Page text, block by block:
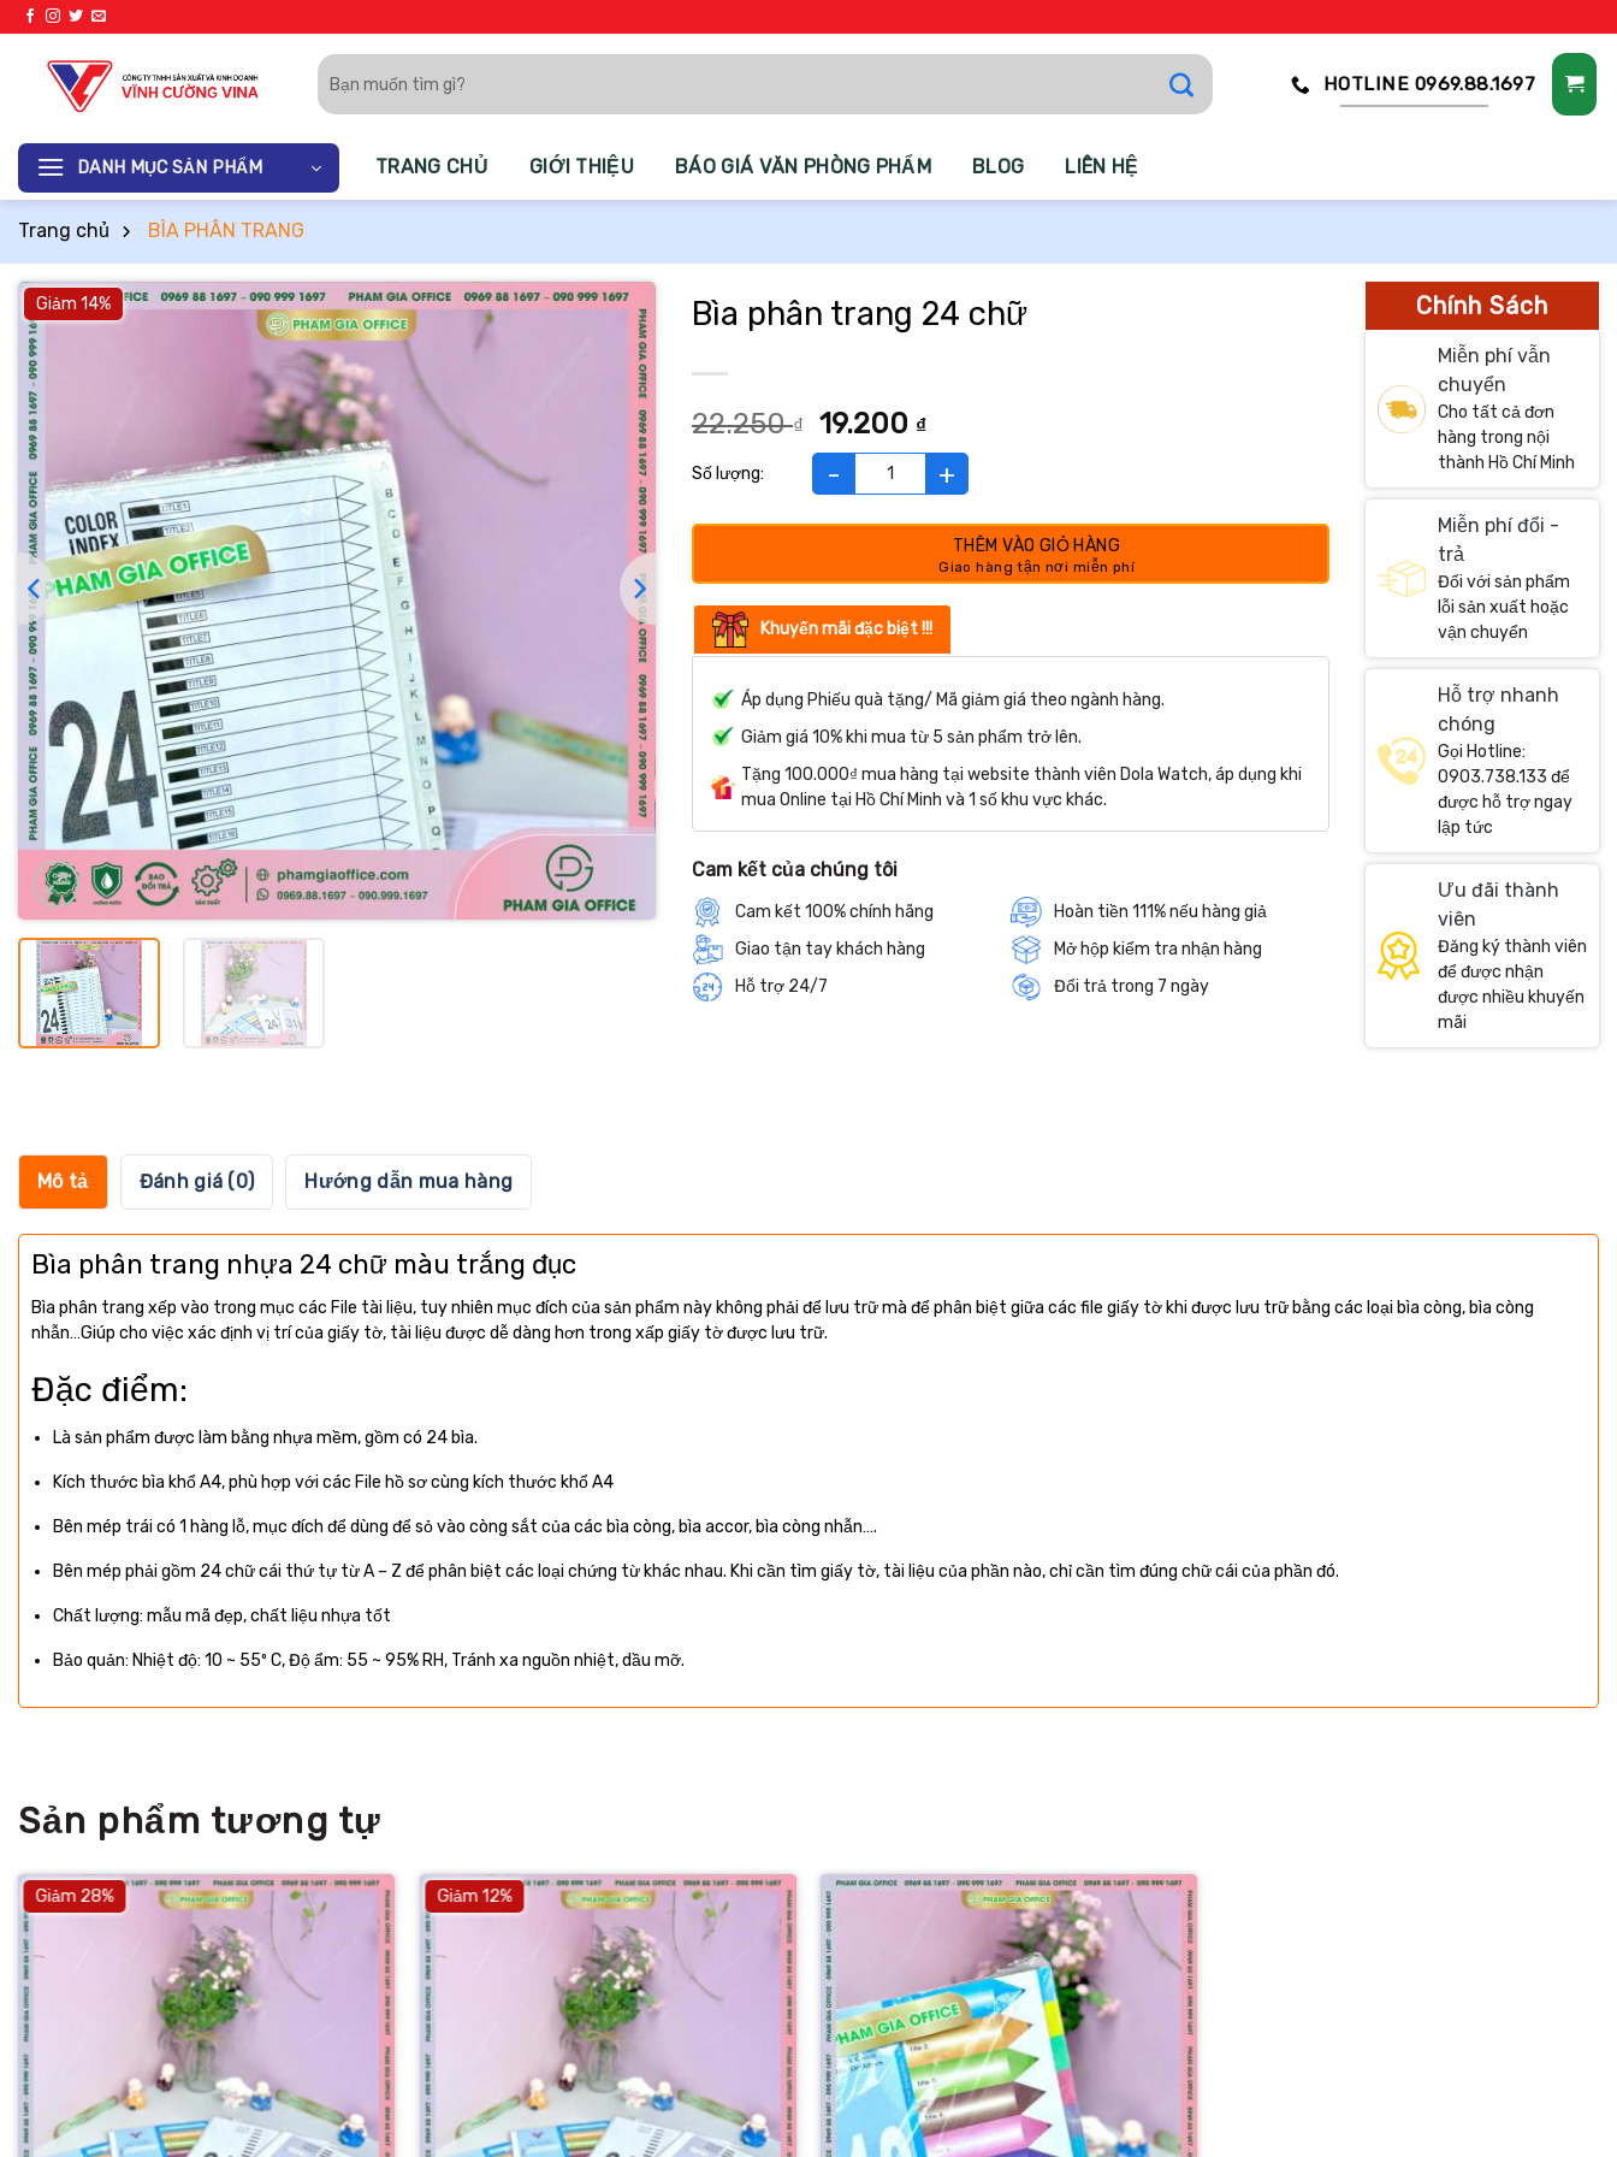
qua
Tìm
kiếm:
HOTLINE 0969.88.1697
DANH MỤC SẢN PHẨM TRANG CHỦ GIỚI THIỆU BÁO GIÁ VĂN PHÒNG PHẨM BLOG LIÊN HỆ
Trang chủ BÌA PHÂN TRANG
Giảm 14% Bìa phân trang 24 chữ
22.250₫
Giá
gốc
là:
19.200 ₫Giá
hiện
tại
19.200 ₫.
Bìa phân trang 24 chữ số lượng
THÊM VÀO GIỎ HÀNG
Khuyến mãi đặc biệt !!!
Áp dụng Phiếu quà tặng/ Mã giảm giá theo ngành hàng.
Giảm giá 10% khi mua từ 5 sản phẩm trở lên.
Tặng 100.000₫ mua hàng tại website thành viên Dola Watch, áp dụng khi
mua Online tại Hồ Chí Minh và 1 số khu vực khác.
Cam kết của chúng tôi
Cam kết 100% chính hãng
Hoàn tiền 111% nếu hàng giả
Giao tận tay khách hàng
Mở hộp kiểm tra nhận hàng
Hỗ trợ 24/7
Đổi trả trong 7 ngày
Chính Sách
Miễn phí vẫn
chuyển
Cho tất cả đơn
hàng trong nội
thành Hồ Chí Minh
Miễn phí đổi -
trả
Đối với sản phẩm
lỗi sản xuất hoặc
vận chuyển
Hỗ trợ nhanh
chóng
Gọi Hotline:
0903.738.133 để
được hỗ trợ ngay
lập tức
Ưu đãi thành
viên
Đăng ký thành viên
để được nhận
được nhiều khuyến
mãi
Mô tả Đánh giá (0) Hướng dẫn mua hàng
Bìa phân trang nhựa 24 chữ màu trắng đục
Bìa phân trang xếp vào trong mục các File tài liệu, tuy nhiên mục đích của sản phẩm này không phải để lưu trữ mà để phân biệt giữa các file giấy tờ khi được lưu trữ bằng các loại bìa còng, bìa còng
nhẫn…Giúp cho việc xác định vị trí của giấy tờ, tài liệu được dễ dàng hơn trong xấp giấy tờ được lưu trữ.
Đặc điểm:
Là sản phẩm được làm bằng nhựa mềm, gồm có 24 bìa.
Kích thước bìa khổ A4, phù hợp với các File hồ sơ cùng kích thước khổ A4
Bên mép trái có 1 hàng lỗ, mục đích để dùng để sỏ vào còng sắt của các bìa còng, bìa accor, bìa còng nhẫn….
Bên mép phải gồm 24 chữ cái thứ tự từ A – Z để phân biệt các loại chứng từ khác nhau. Khi cần tìm giấy tờ, tài liệu của phần nào, chỉ cần tìm đúng chữ cái của phần đó.
Chất lượng: mẫu mã đẹp, chất liệu nhựa tốt
Bảo quản: Nhiệt độ: 10 ~ 55º C, Độ ẩm: 55 ~ 95% RH, Tránh xa nguồn nhiệt, dầu mỡ.
Sản phẩm tương tự
Giảm 28% Giảm 12%